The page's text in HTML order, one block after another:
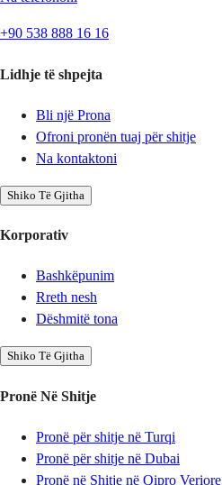
+90 538 888 16 16
Lidhje të shpejta
Bli një Prona
Ofroni pronën tuaj për shitje
Na kontaktoni
Shiko Të Gjitha
Korporativ
Bashkëpunim
Rreth nesh
Dëshmitë tona
Shiko Të Gjitha
Pronë Në Shitje
Pronë për shitje në Turqi
Pronë për shitje në Dubai
Pronë në Shitje në Qipro Veriore